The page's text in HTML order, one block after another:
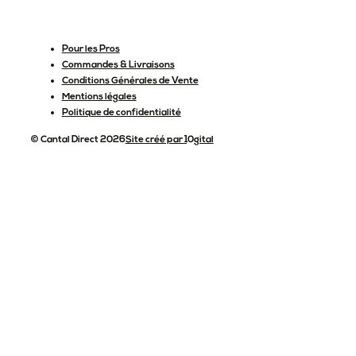
Pour les Pros
Commandes & Livraisons
Conditions Générales de Vente
Mentions légales
Politique de confidentialité
© Cantal Direct 2026Site créé par 10gital